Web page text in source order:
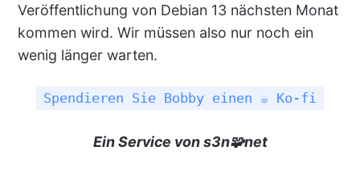
Veröffentlichung von Debian 13 nächsten Monat
kommen wird. Wir müssen also nur noch ein
wenig länger warten.
Spendieren Sie Bobby einen ☕ Ko-fi
Ein Service von s3n🧩net